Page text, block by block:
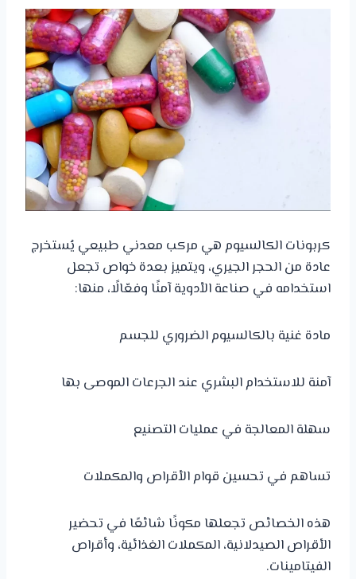
كربونات الكالسيوم هي مركب معدني طبيعي يُستخرج
عادة من الحجر الجيري، ويتميز بعدة خواص تجعل
استخدامه في صناعة الأدوية آمنًا وفعّالًا، منها:
مادة غنية بالكالسيوم الضروري للجسم
آمنة للاستخدام البشري عند الجرعات الموصى بها
سهلة المعالجة في عمليات التصنيع
تساهم في تحسين قوام الأقراص والمكملات
هذه الخصائص تجعلها مكونًا شائعًا في تحضير
الأقراص الصيدلانية، المكملات الغذائية، وأقراص
الفيتامينات.